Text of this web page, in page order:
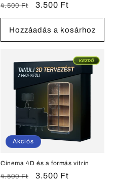
értékelés
Normál
ár
4.500 Ft
Akciós
ár
3.500 Ft
Hozzáadás a kosárhoz
Akciós
Cinema 4D és a formás vitrin
Normál
4.500 Ft
Akciós
3.500 Ft